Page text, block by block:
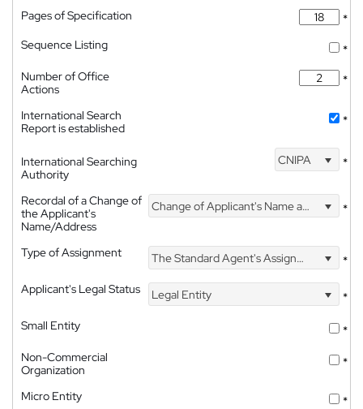
Pages of Specification
*
Sequence Listing
*
Number of Office
Actions
*
International Search
Report is established
*
International Searching
Authority
CNIPA *
Recordal of a Change of
the Applicant's
Name/Address
Change of Applicant's Name and Address *
Type of Assignment The Standard Agent's Assignment
*
Applicant's Legal Status
Legal Entity
*
Small Entity
*
Non-Commercial
Organization
*
Micro Entity
*